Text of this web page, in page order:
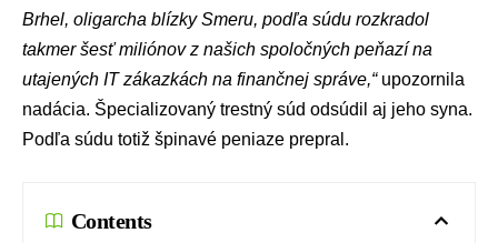
Brhel, oligarcha blízkySmeru, podľa súdu rozkradol
takmer šesť miliónov z našich spoločných peňazí na
utajených IT zákazkách na finančnej správe,“upozornila
nadácia. Špecializovaný trestný súd odsúdil aj jeho syna.
Podľa súdu totiž špinavé peniaze prepral.
Contents